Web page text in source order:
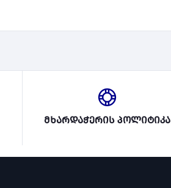
მხარდაჭერის პოლიტიკა